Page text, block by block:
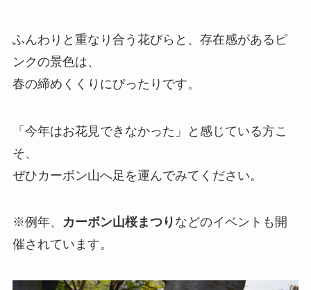
ふんわりと重なり合う花びらと、存在感があるピ
ンクの景色は、
春の締めくくりにぴったりです。
「今年はお花見できなかった」と感じている方こ
そ、
ぜひカーボン山へ足を運んでみてください。
※例年、 カーボン山桜まつり などのイベントも開
催されています。